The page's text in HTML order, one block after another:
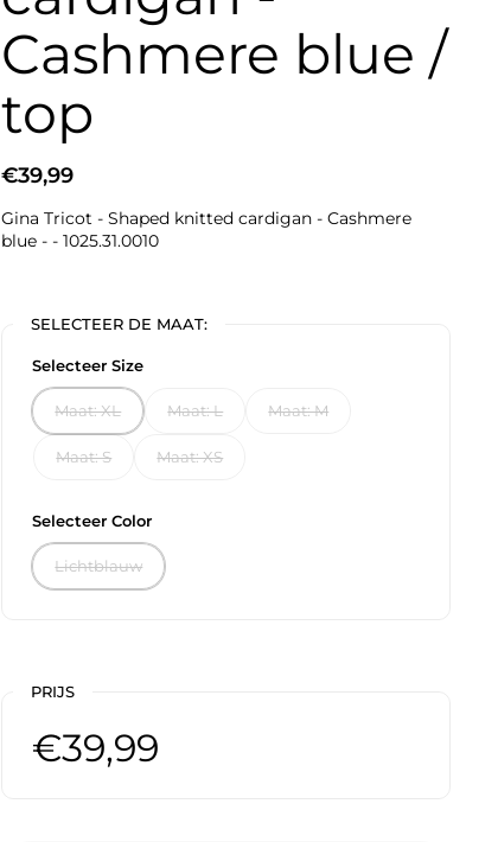
Cashmere blue /
top
€39,99
Gina Tricot - Shaped knitted cardigan - Cashmere
blue - - 1025.31.0010
SELECTEER DE MAAT:
Selecteer Size
Maat: XL Maat: L Maat: M
Maat: S Maat: XS
Selecteer Color
Lichtblauw
PRIJS
€39,99